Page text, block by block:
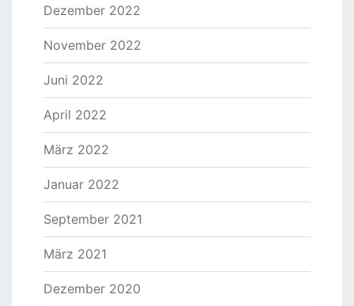
Dezember 2022
November 2022
Juni 2022
April 2022
März 2022
Januar 2022
September 2021
März 2021
Dezember 2020